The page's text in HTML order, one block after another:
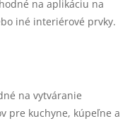
na aplikáciu na
iné interiérové prvky.
na vytváranie
pre kuchyne, kúpeľne a